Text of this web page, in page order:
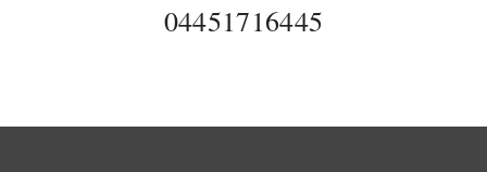
04451716445